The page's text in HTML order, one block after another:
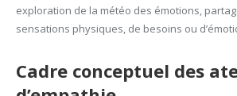
exploration de la météo des émotions,
sensations physiques, de besoins ou
Cadre conceptuel des